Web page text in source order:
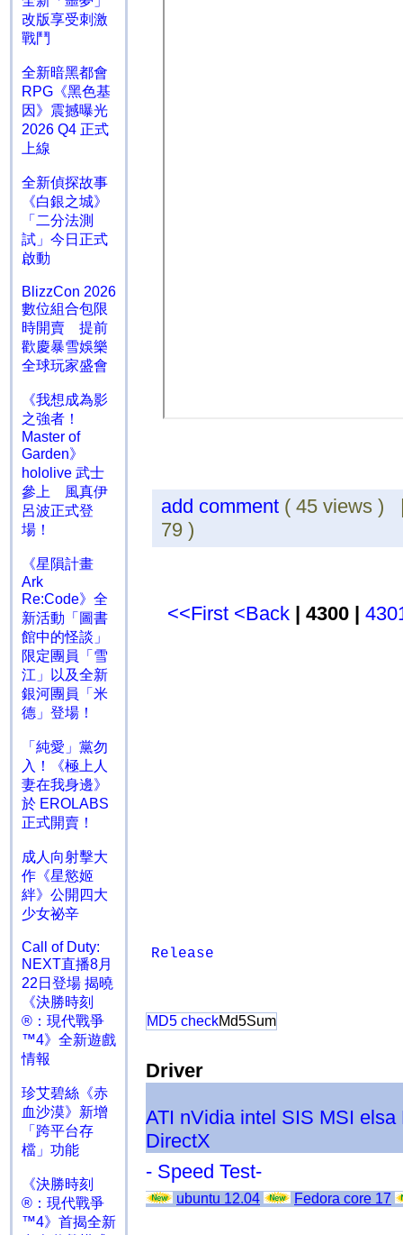
改版享受刺激
戰鬥
全新暗黑都會
RPG《黑色基
因》震撼曝光
2026 Q4 正式
上線
全新偵探故事
《白銀之城》
「二分法測
試」今日正式
啟動
BlizzCon 2026
數位組合包限
時開賣 提前
歡慶暴雪娛樂
全球玩家盛會
《我想成為影
之強者！
Master of
Garden》
hololive 武士
參上 風真伊
呂波正式登
場！
《星隕計畫
Ark
Re:Code》全
新活動「圖書
館中的怪談」
限定團員「雪
江」以及全新
銀河團員「米
德」登場！
「純愛」黨勿
入！《極上人
妻在我身邊》
於 EROLABS
正式開賣！
成人向射擊大
作《星慾姬
絆》公開四大
少女祕辛
Call of Duty:
NEXT直播8月
22日登場 揭曉
《決勝時刻
®：現代戰爭
™4》全新遊戲
情報
珍艾碧絲《赤
血沙漠》新增
「跨平台存
檔」功能
《決勝時刻
®：現代戰爭
™4》首揭全新
add comment ( 45 views
79 )
<<First <Back | 4300 |
Release
MD5 checkMd5Sum
Driver
ATI nVidia intel SIS MSI elsa
DirectX
- Speed Test-
ubuntu 12.04 Fedora core 17